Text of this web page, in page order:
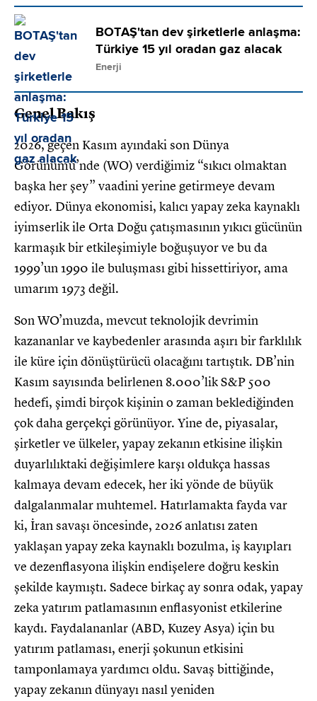
BOTAŞ'tan dev şirketlerle anlaşma:
Türkiye 15 yıl oradan gaz alacak
Enerji
Genel Bakış
2026, geçen Kasım ayındaki son Dünya
Görünümü’nde (WO) verdiğimiz “sıkıcı olmaktan
başka her şey” vaadini yerine getirmeye devam
ediyor. Dünya ekonomisi, kalıcı yapay zeka kaynaklı
iyimserlik ile Orta Doğu çatışmasının yıkıcı gücünün
karmaşık bir etkileşimiyle boğuşuyor ve bu da
1999’un 1990 ile buluşması gibi hissettiriyor, ama
umarım 1973 değil.
Son WO’muzda, mevcut teknolojik devrimin
kazananlar ve kaybedenler arasında aşırı bir farklılık
ile küre için dönüştürücü olacağını tartıştık. DB’nin
Kasım sayısında belirlenen 8.000’lik S&P 500
hedefi, şimdi birçok kişinin o zaman beklediğinden
çok daha gerçekçi görünüyor. Yine de, piyasalar,
şirketler ve ülkeler, yapay zekanın etkisine ilişkin
duyarlılıktaki değişimlere karşı oldukça hassas
kalmaya devam edecek, her iki yönde de büyük
dalgalanmalar muhtemel. Hatırlamakta fayda var
ki, İran savaşı öncesinde, 2026 anlatısı zaten
yaklaşan yapay zeka kaynaklı bozulma, iş kayıpları
ve dezenflasyona ilişkin endişelere doğru keskin
şekilde kaymıştı. Sadece birkaç ay sonra odak, yapay
zeka yatırım patlamasının enflasyonist etkilerine
kaydı. Faydalananlar (ABD, Kuzey Asya) için bu
yatırım patlaması, enerji şokunun etkisini
tamponlamaya yardımcı oldu. Savaş bittiğinde,
yapay zekanın dünyayı nasıl yeniden